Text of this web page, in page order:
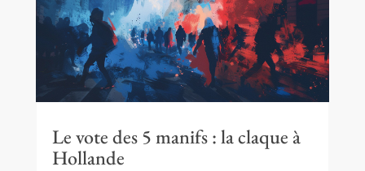
Le vote des 5 manifs : la claque à
Hollande